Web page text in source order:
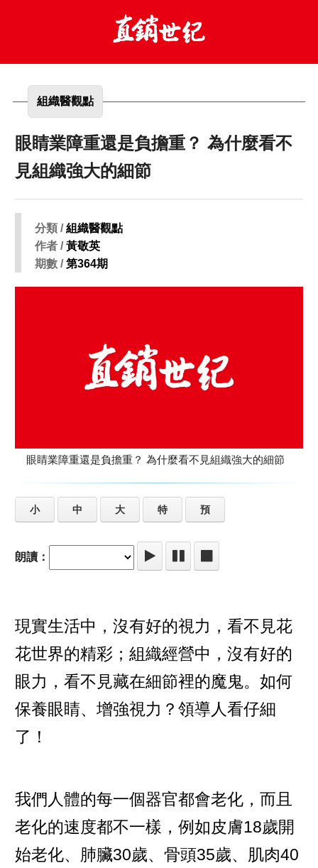
組織醫觀點
眼睛業障重還是負擔重？ 為什麼看不
見組織強大的細節
分類 /組織醫觀點
作者 /黃敬英
期數 /第364期
眼睛業障重還是負擔重？ 為什麼看不見組織強大的細節
小 中 大 特 預
朗讀：
現實生活中，沒有好的視力，看不見花
花世界的精彩；組織經營中，沒有好的
眼力，看不見藏在細節裡的魔鬼。如何
保養眼睛、增強視力？領導人看仔細
了！
我們人體的每一個器官都會老化，而且
老化的速度都不一樣，例如皮膚18歲開
始老化、肺臟30歲、骨頭35歲、肌肉40